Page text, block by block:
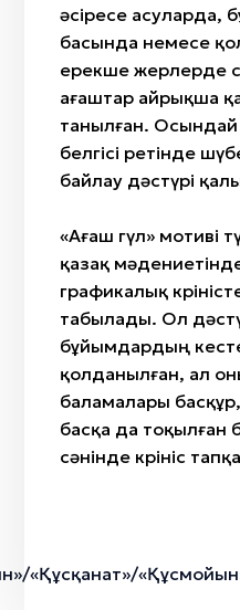
әсіресе асуларда,
басында немесе
ерекше жерлерде
ағаштар айрықша
танылған. Осындай
белгісі ретінде
байлау дәстүрі
«Ағаш гүл» мотиві
қазақ
графикалық
табылады. Ол
бұйымдардың
қолданылған, ал
баламалары
басқа да
сәнінде көрініс
«Құсқанат»/